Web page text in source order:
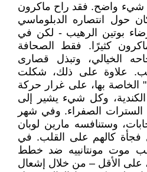
شيء واضح. فقد راح ماكرون
انتصاره الدبلوماسي
بوتين الرهيب - لكن في
كثيرًا. فقط الصحافة
الخيالي، وتبذل قصارى
علاوة على ذلك، شكلت
الخاصة بها، على غرار حركة
وكل شيء يشير إلى
السترات الصفراء. وفي شهر
وستنافسه مارين لوبان
فجأة كالهم على القلب. في
موت مونتانييه ضد خطط
على الأقل – من خلال إشعال